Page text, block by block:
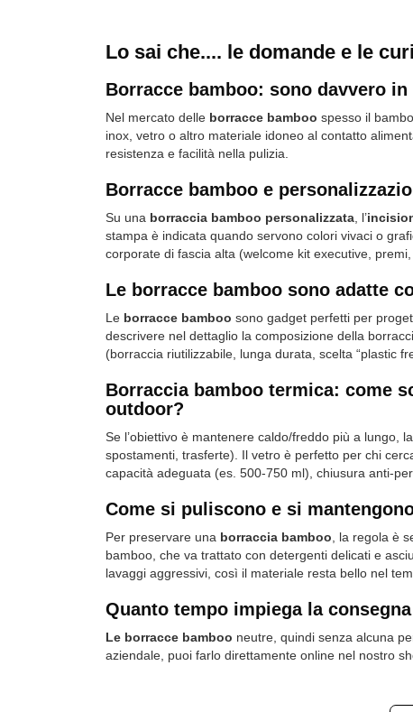
Lo sai che.... le domande e le
Borracce bamboo: sono davvero
Nel mercato delle borracce bamboo spesso il
inox, vetro o altro materiale idoneo al contatto
resistenza e facilità nella pulizia.
Borracce bamboo e
Su una borraccia bamboo personalizzata, l’
stampa è indicata quando servono colori vivaci o
corporate di fascia alta (welcome kit executive,
Le borracce bamboo sono adatte
Le borracce bamboo sono gadget perfetti per
descrivere nel dettaglio la composizione della
(borraccia riutilizzabile, lunga durata, scelta “plastic
Borraccia bamboo termica: come
outdoor?
Se l’obiettivo è mantenere caldo/freddo più a lungo, la
spostamenti, trasferte). Il vetro è perfetto per chi
capacità adeguata (es. 500-750 ml), chiusura anti-
Come si puliscono e si
Per preservare una borraccia bamboo, la regola è
bamboo, che va trattato con detergenti delicati e
lavaggi aggressivi, così il materiale resta bello nel
Quanto tempo impiega la
Le borracce bamboo neutre, quindi senza alcuna
aziendale, puoi farlo direttamente online nel nostro